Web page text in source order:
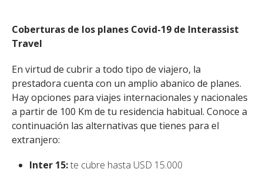
Coberturas de los planes Covid-19 de Interassist
Travel
En virtud de cubrir a todo tipo de viajero, la
prestadora cuenta con un amplio abanico de planes.
Hay opciones para viajes internacionales y nacionales
a partir de 100 Km de tu residencia habitual. Conoce a
continuación las alternativas que tienes para el
extranjero:
Inter 15:te cubre hasta USD 15.000